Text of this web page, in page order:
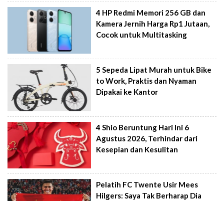
4 HP Redmi Memori 256 GB dan
Kamera Jernih Harga Rp1 Jutaan,
Cocok untuk Multitasking
5 Sepeda Lipat Murah untuk Bike
to Work, Praktis dan Nyaman
Dipakai ke Kantor
4 Shio Beruntung Hari Ini 6
Agustus 2026, Terhindar dari
Kesepian dan Kesulitan
Pelatih FC Twente Usir Mees
Hilgers: Saya Tak Berharap Dia